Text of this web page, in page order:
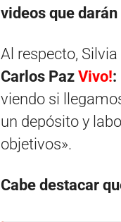
videos que darán
Al respecto,
Carlos Paz Vivo!:
viendo si
un depósito y
objetivos».
Cabe destacar